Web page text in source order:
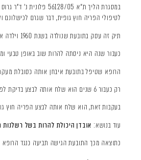
במסגרת הליך ת"א 56128/05 פלונית נ' ד"ר גרוס וקופ"ח לאומית, שהתנהל בפני בית משפט השלום בתל-אביב, נדונה תביעת
לטיפולי הפריה חוץ גופית, דבר שגרם לכישלונם
תיק זה עסק בתובעת שנולדה בשנת 1960 וילדה את בתה הבכורה בשנת 1992, בהיותה בת 32.
כעבור שנה היא ניסתה להרות שוב באופן טבעי ומשלא הצליחה, היא פנתה בשנת 1995,
הרופא שטיפל בתובעת איבחן אותה כסובלת
רק כעבור 6 שנים הוא שלח אותה לבצע בדיקת לפרוסקופיה, שאיבחנה אצלה אי פוריות מכנית קשה, בשל הידבקויות בדרגה קשה באגן, אשר היוו את הגורם לאי הפוריות.
בעקבות זאת, הוא שלח אותה לבצע הפריה חוץ גופית, בהיותה כבר בת 41. התובעת עברה 10
עוד בנושא: אובדן היכולת להרות בשל רשלנות
כתוצאה מכך התובעת הגישה תביעה כנגד הרופא